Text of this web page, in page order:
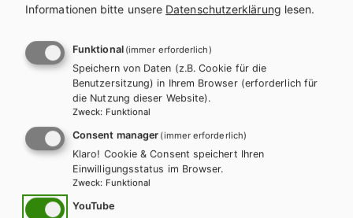
Informationen bitte unsere Datenschutzerklärung lesen.
Funktional (immer erforderlich)
Speichern von Daten (z.B. Cookie für die
Benutzersitzung) in Ihrem Browser (erforderlich für
die Nutzung dieser Website).
Zweck: Funktional
Consent manager (immer erforderlich)
Klaro! Cookie & Consent speichert Ihren
Einwilligungsstatus im Browser.
Zweck: Funktional
YouTube